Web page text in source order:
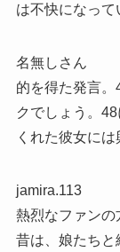
は不快になって
名無しさん
的を得た発言
クでしょう。
くれた彼女に
jamira.113
熱烈なファン
昔は、娘たちと